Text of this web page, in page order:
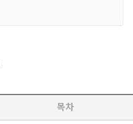
목차